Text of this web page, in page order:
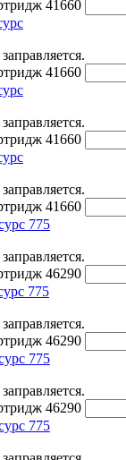
41660
41660
41660
41660
775
46290
775
46290
775
46290
775